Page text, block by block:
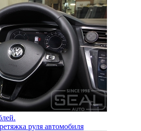
руля автомобиля